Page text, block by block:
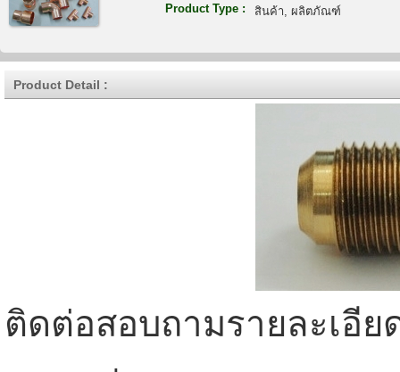
Product Type :
สินค้า, ผลิตภัณฑ์
Product Detail :
ติดต่อสอบถามรายละเอีย